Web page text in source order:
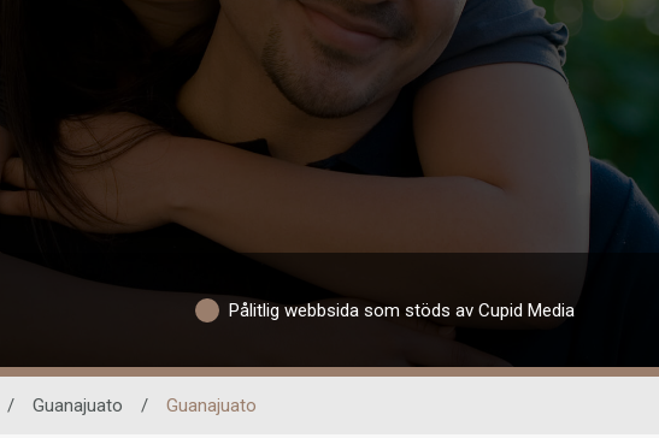
Pålitlig webbsida som stöds av Cupid Media
/ Guanajuato / Guanajuato